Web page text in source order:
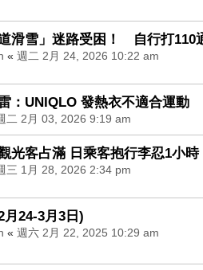
滑雪」迷路受困！ 自行打110
« 週二 2月 24, 2026 10:22 am
：UNIQLO 發熱衣不適合運動
二 2月 03, 2026 9:19 am
光客占滿 日乘客抱行李忍1小
三 1月 28, 2026 2:34 pm
月24-3月3日)
« 週六 2月 22, 2025 10:29 am